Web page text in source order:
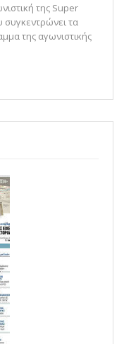
της Super
συγκεντρώνει τα
της αγωνιστικής